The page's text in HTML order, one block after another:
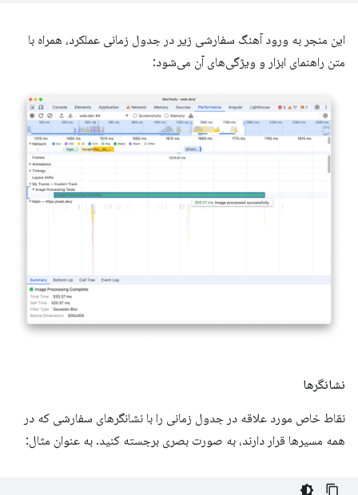
این منجر به ورود آهنگ سفارشی زیر در جدول زمانی عملکرد، همراه با
متن راهنمای ابزار و ویژگی‌های آن می‌شود:
نشانگرها
نقاط خاص مورد علاقه در جدول زمانی را با نشانگرهای سفارشی که در
همه مسیرها قرار دارند، به صورت بصری برجسته کنید. به عنوان مثال: